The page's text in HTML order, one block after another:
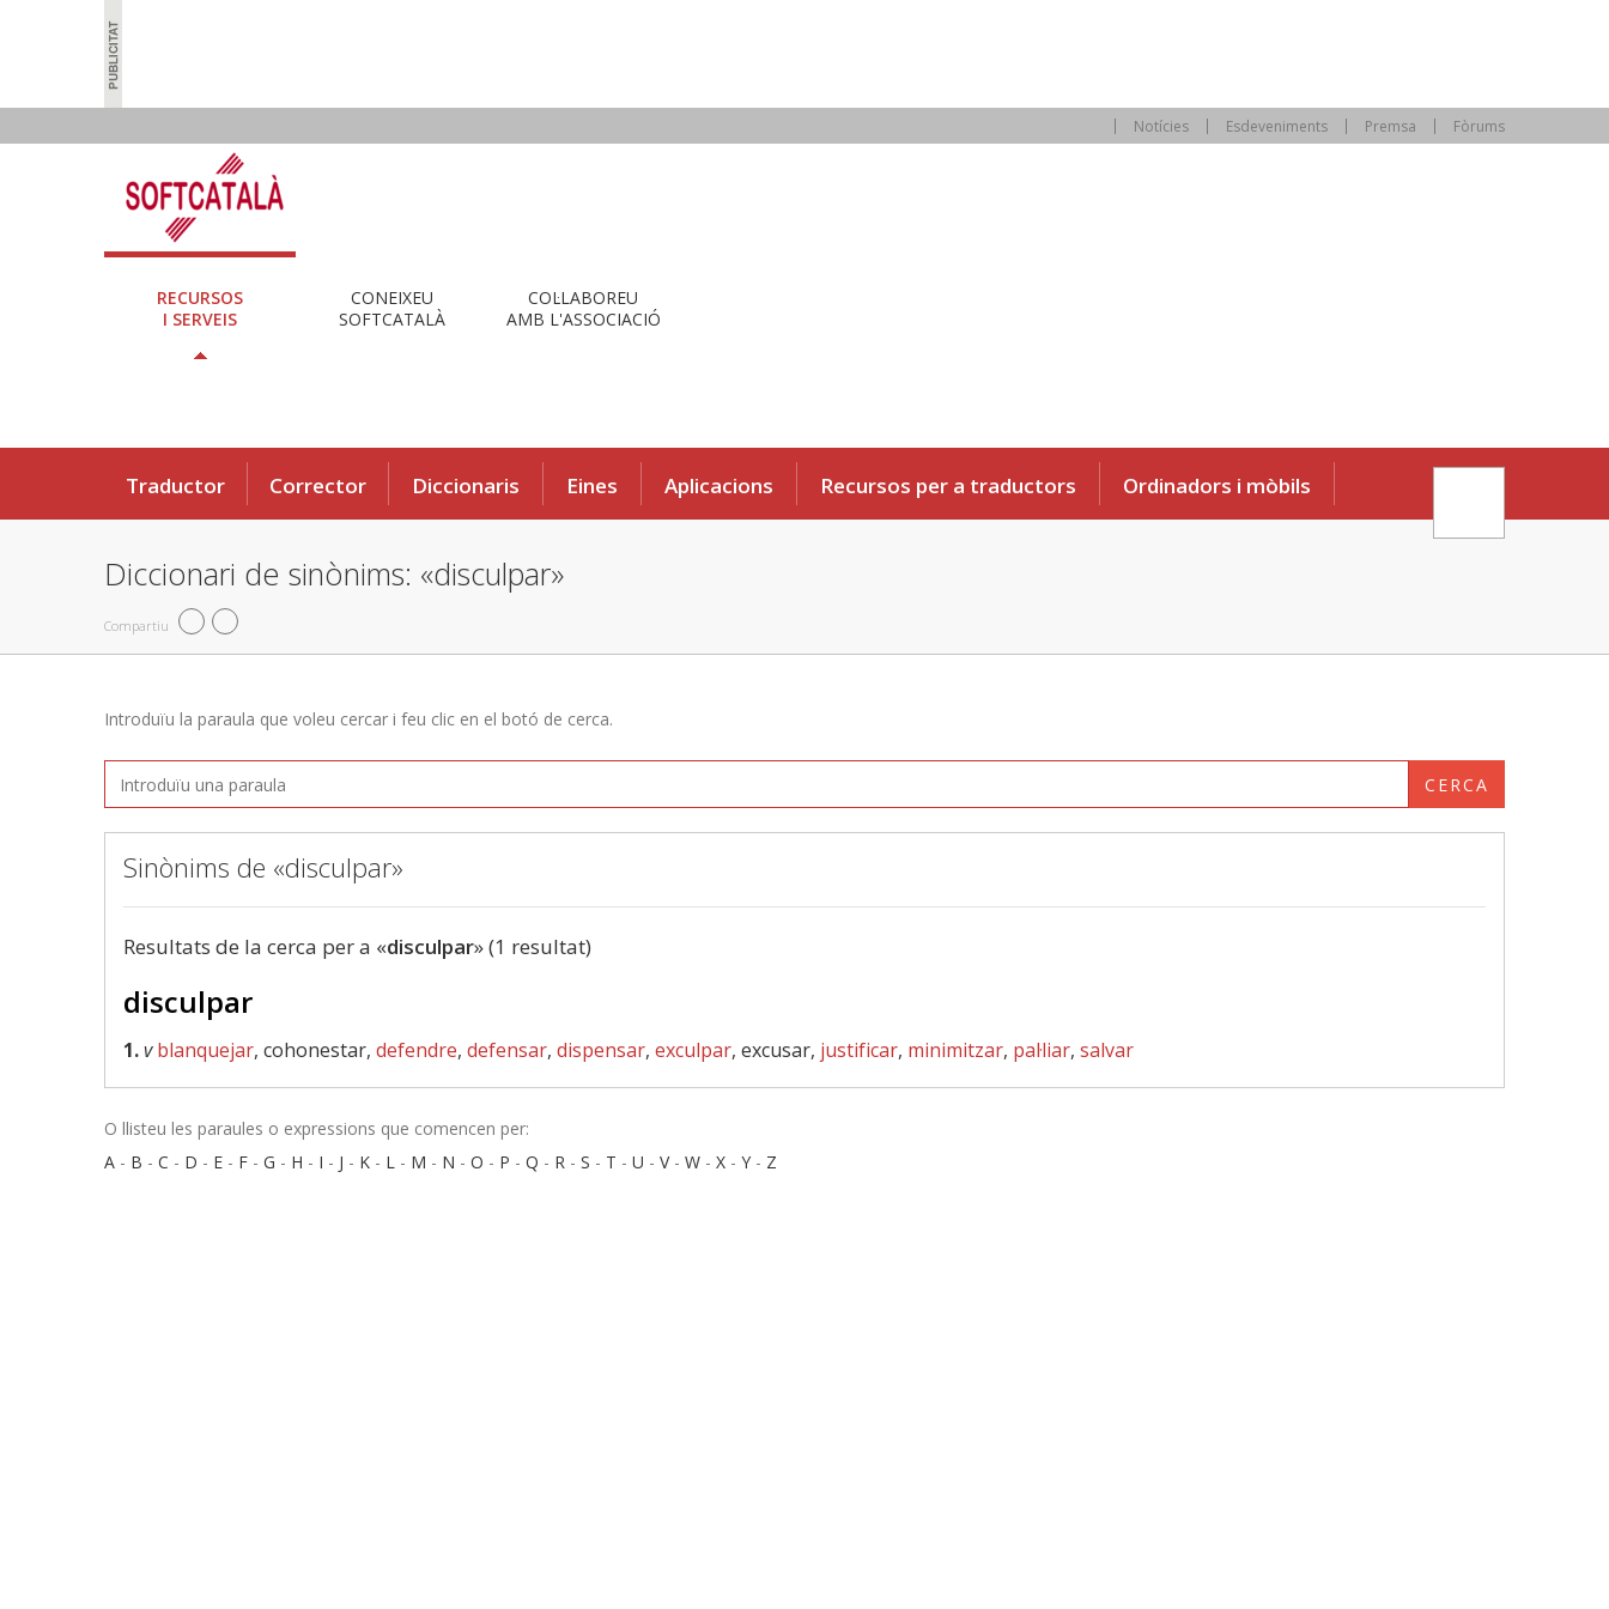
Notícies Esdeveniments Premsa Fòrums
RECURSOS
I SERVEIS
CONEIXEU
SOFTCATALÀ
COL·LABOREU
AMB L'ASSOCIACIÓ
Traductor Corrector Diccionaris Eines Aplicacions Recursos per a traductors Ordinadors i mòbils
Diccionari de sinònims: «disculpar»
Compartiu
Introduïu la paraula que voleu cercar i feu clic en el botó de cerca.
CERCA
Sinònims de «disculpar»
Resultats de la cerca per a «disculpar» (1 resultat)
disculpar
1.v blanquejar, cohonestar, defendre, defensar, dispensar, exculpar, excusar, justificar, minimitzar, pal·liar, salvar
O llisteu les paraules o expressions que comencen per:
A - B - C - D - E - F - G - H - I - J - K - L - M - N - O - P - Q - R - S - T - U - V- W - X - Y - Z